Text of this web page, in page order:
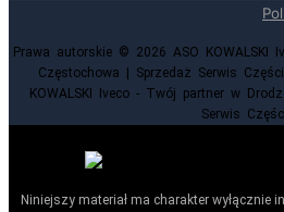
Prawa autorskie © 2026 ASO KOWALSKI
Częstochowa | Sprzedaż Serwis
KOWALSKI Iveco - Twój partner w
Serwis
Niniejszy materiał ma charakter wyłącznie